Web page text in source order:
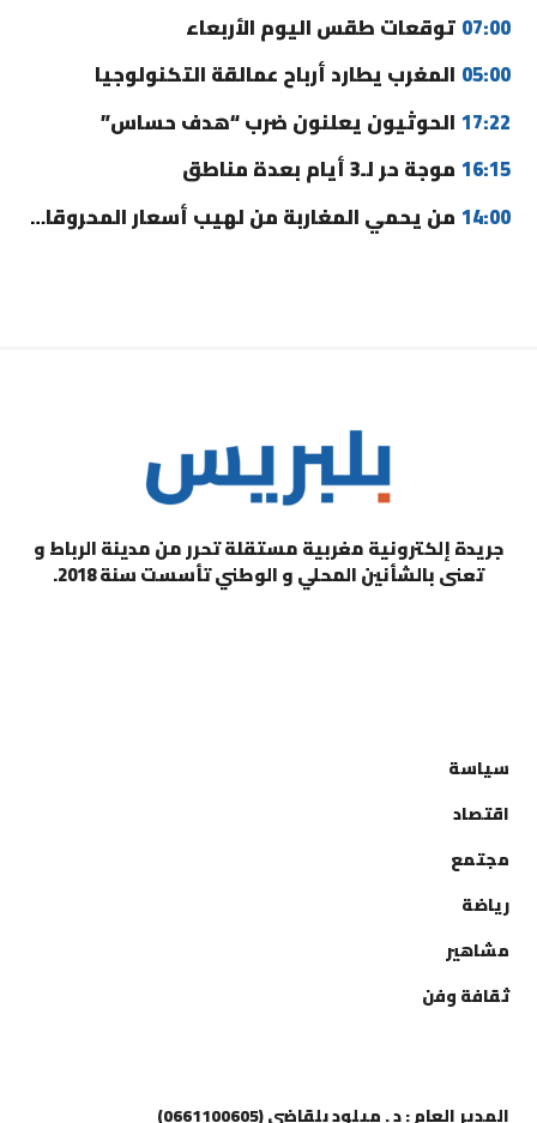
07:00 توقعات طقس اليوم الأربعاء
05:00 المغرب يطارد أرباح عمالقة التكنولوجيا
17:22 الحوثيون يعلنون ضرب “هدف حساس”
16:15 موجة حر لـ3 أيام بعدة مناطق
14:00 من يحمي المغاربة من لهيب أسعار المحروقات؟
جريدة إلكترونية مغربية مستقلة تحرر من مدينة الرباط و
تعنى بالشأنين المحلي و الوطني تأسست سنة 2018.
سياسة
اقتصاد
مجتمع
رياضة
مشاهير
ثقافة وفن
المدير العام : د . ميلود بلقاضي (0661100605)